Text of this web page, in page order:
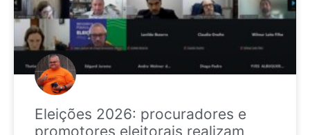
Eleições 2026: procuradores e
promotores eleitorais realizam